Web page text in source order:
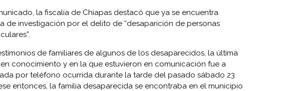
la fiscalía de Chiapas destacó que ya se encuentra
de investigación por el delito de “desaparición de personas
de familiares de algunos de los desaparecidos, la última
conocimiento y en la que estuvieron en comunicación fue a
por teléfono ocurrida durante la tarde del pasado sábado 23
entonces, la familia desaparecida se encontraba en el municipio